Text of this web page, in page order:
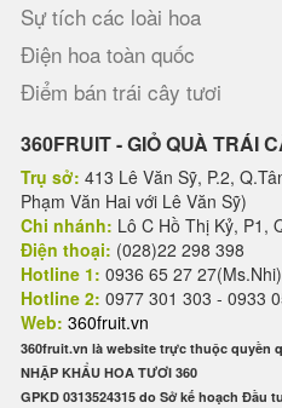
Sự tích các loài hoa
Điện hoa toàn quốc
Điểm bán trái cây tươi
360FRUIT - GIỎ QUÀ TRÁI
Trụ sở: 413 Lê Văn Sỹ, P.2,
Phạm Văn Hai với Lê Văn Sỹ)
Chi nhánh: Lô C Hồ Thị Kỷ, P1,
Điện thoại: (028)22 298 398
Hotline 1: 0936 65 27 27(Ms.Nhi)
Hotline 2: 0977 301 303 - 0933
Web: 360fruit.vn
360fruit.vn là website trực thuộc quyền
NHẬP KHẨU HOA TƯƠI 360
GPKD 0313524315 do Sở kế hoạch Đầu